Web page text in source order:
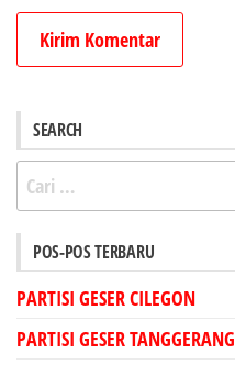
SEARCH
Cari
untuk:
POS-POS TERBARU
PARTISI GESER CILEGON
PARTISI GESER TANGGERANG